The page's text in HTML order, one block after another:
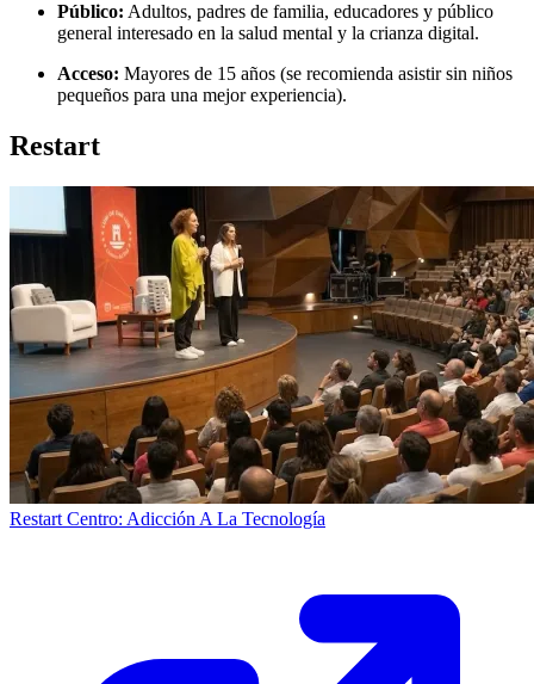
Público: Adultos, padres de familia, educadores y público
general interesado en la salud mental y la crianza digital.
Acceso: Mayores de 15 años (se recomienda asistir sin niños
pequeños para una mejor experiencia).
Restart
Restart Centro: Adicción A La Tecnología